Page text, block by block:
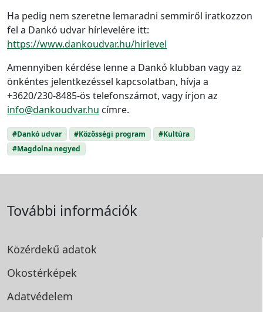
Ha pedig nem szeretne lemaradni semmiről iratkozzon
fel a Dankó udvar hírlevelére itt:
https://www.dankoudvar.hu/hirlevel
Amennyiben kérdése lenne a Dankó klubban vagy az
önkéntes jelentkezéssel kapcsolatban, hívja a
+3620/230-8485-ös telefonszámot, vagy írjon az
info@dankoudvar.hu címre.
#Dankó udvar #Közösségi program
#Kultúra
#Magdolna negyed
További információk
Közérdekű adatok
Okostérképek
Adatvédelem